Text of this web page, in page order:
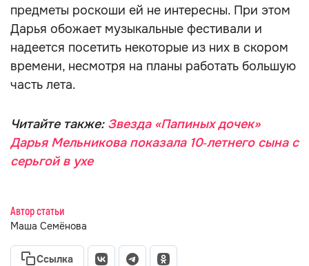
предметы роскоши ей не интересны. При этом
Дарья обожает музыкальные фестивали и
надеется посетить некоторые из них в скором
времени, несмотря на планы работать большую
часть лета.
Читайте также: Звезда «Папиных дочек»
Дарья Мельникова показала 10‑летнего сына с
серьгой в ухе
Автор статьи
Маша Семёнова
Ссылка